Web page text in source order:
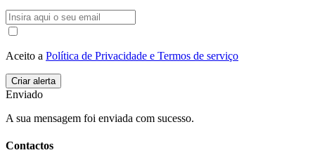
Aceito a Política de Privacidade e Termos de serviço
Enviado
A sua mensagem foi enviada com sucesso.
Contactos